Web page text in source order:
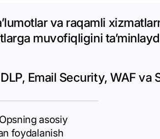
va raqamli
muvofiqligini
Email Security, WAF va
asosiy
foydalanish